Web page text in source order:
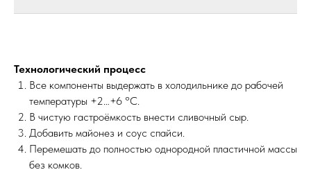
Технологический процесс
Все компоненты выдержать в холодильнике до рабочей
температуры +2…+6 °C.
В чистую гастроёмкость внести сливочный сыр.
Добавить майонез и соус спайси.
Перемешать до полностью однородной пластичной массы
без комков.